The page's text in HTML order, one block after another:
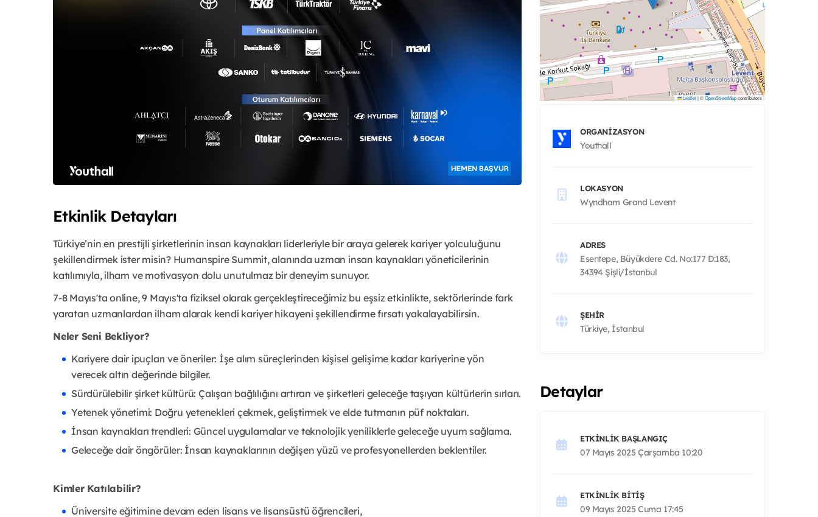
Etkinlik Detayları
Türkiye’nin en prestijli şirketlerinin insan kaynakları liderleriyle bir araya gelerek kariyer yolculuğunu
şekillendirmek ister misin? Humanspire Summit, alanında uzman insan kaynakları yöneticilerinin
katılımıyla, ilham ve motivasyon dolu unutulmaz bir deneyim sunuyor.
7-8 Mayıs'ta online, 9 Mayıs'ta fiziksel olarak gerçekleştireceğimiz bu eşsiz etkinlikte, sektörlerinde fark
yaratan uzmanlardan ilham alarak kendi kariyer hikayeni şekillendirme fırsatı yakalayabilirsin.
Neler Seni Bekliyor?
Kariyere dair ipuçları ve öneriler: İşe alım süreçlerinden kişisel gelişime kadar kariyerine yön
verecek altın değerinde bilgiler.
Sürdürülebilir şirket kültürü: Çalışan bağlılığını artıran ve şirketleri geleceğe taşıyan kültürlerin sırları.
Yetenek yönetimi: Doğru yetenekleri çekmek, geliştirmek ve elde tutmanın püf noktaları.
İnsan kaynakları trendleri: Güncel uygulamalar ve teknolojik yeniliklerle geleceğe uyum sağlama.
Geleceğe dair öngörüler: İnsan kaynaklarının değişen yüzü ve profesyonellerden beklentiler.
Kimler Katılabilir?
Üniversite eğitimine devam eden lisans ve lisansüstü öğrencileri,
Leaflet|©OpenStreetMapcontributors
ORGANIZASYON
Youthall
LOKASYON
Wyndham Grand Levent
ADRES
Esentepe, Büyükdere Cd. No:177 D:183,
34394 Şişli/İstanbul
ŞEHIR
Türkiye, İstanbul
Detaylar
ETKINLIK BAŞLANGIÇ
07 Mayıs 2025 Çarşamba 10:20
ETKINLIK BITIŞ
09 Mayıs 2025 Cuma 17:45